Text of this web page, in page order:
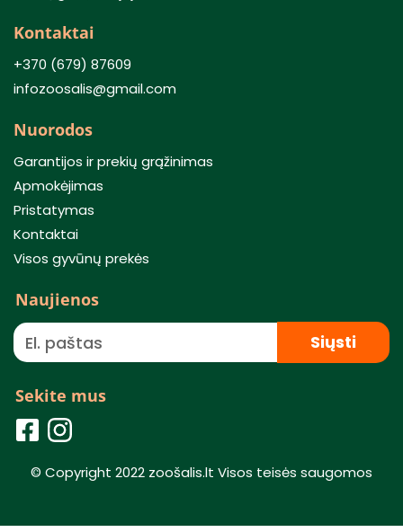
Kontaktai
+370 (679) 87609
infozoosalis@gmail.com
Nuorodos
Garantijos ir prekių grąžinimas
Apmokėjimas
Pristatymas
Kontaktai
Visos gyvūnų prekės
Naujienos
Siųsti
Sekite mus
© Copyright 2022 zoošalis.lt Visos teisės saugomos